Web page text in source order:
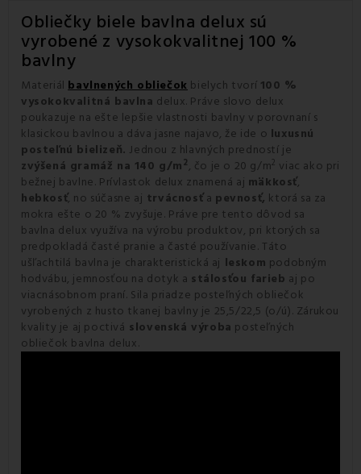
Obliečky biele bavlna delux sú
vyrobené z vysokokvalitnej 100 %
bavlny
Materiálbavlnených obliečokbielych tvorí 100 %
vysokokvalitná bavlna delux. Práve slovo delux
poukazuje na ešte lepšie vlastnosti bavlny v porovnaní s
klasickou bavlnou a dáva jasne najavo, že ide o luxusnú
posteľnú bielizeň. Jednou z hlavných predností je
zvýšená gramáž na 140 g/m 2, čo je o 20 g/m2 viac ako pri
bežnej bavlne. Prívlastok delux znamená aj mäkkosť,
hebkosť, no súčasne aj trvácnosťa pevnosť, ktorá sa za
mokra ešte o 20 % zvyšuje. Práve pre tento dôvod sa
bavlna delux využíva na výrobu produktov, pri ktorých sa
predpokladá časté pranie a časté používanie. Táto
ušľachtilá bavlna je charakteristická aj leskom podobným
hodvábu, jemnosťou na dotyk a stálosťou farieb aj po
viacnásobnom praní. Sila priadze posteľných obliečok
vyrobených z husto tkanej bavlny je 25,5/22,5 (o/ú). Zárukou
kvality je aj poctivá slovenská výroba posteľných
obliečok bavlna delux.